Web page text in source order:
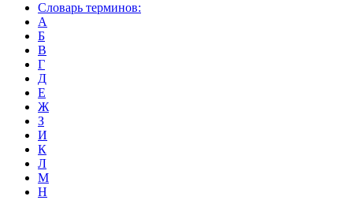
Словарь терминов:
А
Б
В
Г
Д
Е
Ж
З
И
К
Л
М
Н